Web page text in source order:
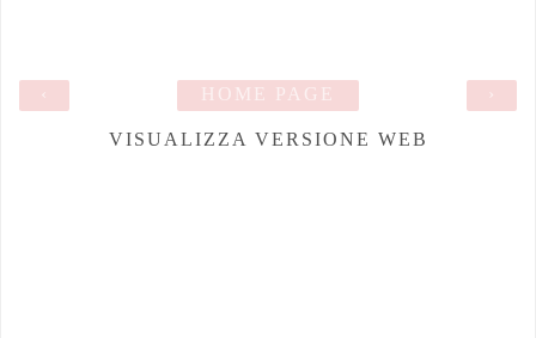
›
HOME PAGE
VISUALIZZA VERSIONE WEB